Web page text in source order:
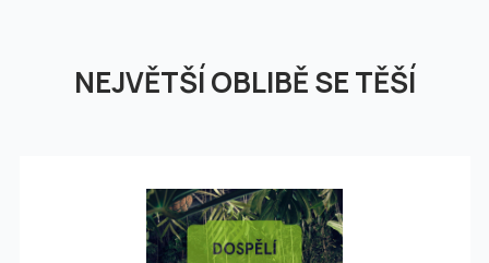
NEJVĚTŠÍ OBLIBĚ SE TĚŠÍ